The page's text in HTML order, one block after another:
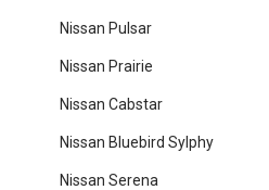
Nissan Pulsar
Nissan Prairie
Nissan Cabstar
Nissan Bluebird Sylphy
Nissan Serena